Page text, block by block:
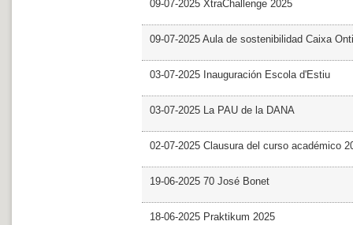
09-07-2025 XtraChallenge 2025
09-07-2025 Aula de sostenibilidad Caixa
03-07-2025 Inauguración Escola d'Estiu
03-07-2025 La PAU de la DANA
02-07-2025 Clausura del curso académico
19-06-2025 70 José Bonet
18-06-2025 Praktikum 2025